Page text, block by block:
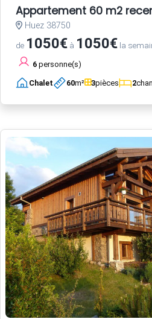
Appartement 60 m2
Huez 38750
de 1050€ à 1050€ la
6 personne(s)
Chalet 60m² 3pièces 2